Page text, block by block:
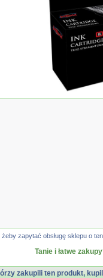
Tusz JetWorld
żeby zapytać obsługę sklepu o
Tanie i łatwe
zakupili ten produkt,